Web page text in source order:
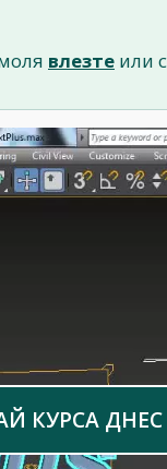
влезте или
КУРСА ДНЕС